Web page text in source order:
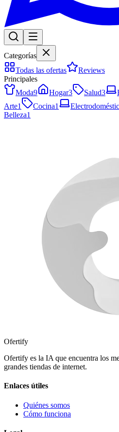
Categorías
Todas las ofertas
Reviews
Principales
Moda9 Hogar3 Salud3
Arte1 Cocina1
Belleza1
Ofertify
Ofertify es la IA que encuentra los
grandes tiendas de internet.
Enlaces útiles
Quiénes somos
Cómo funciona